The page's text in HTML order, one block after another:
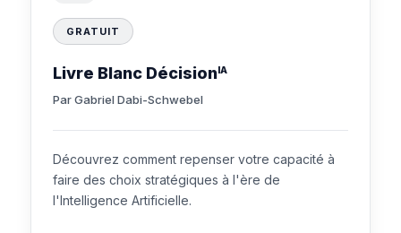
GRATUIT
Livre Blanc Décision IA
Par Gabriel Dabi-Schwebel
Découvrez comment repenser votre capacité à
faire des choix stratégiques à l'ère de
l'Intelligence Artificielle.